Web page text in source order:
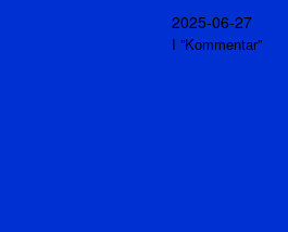
2025-06-27
I ”Kommentar”